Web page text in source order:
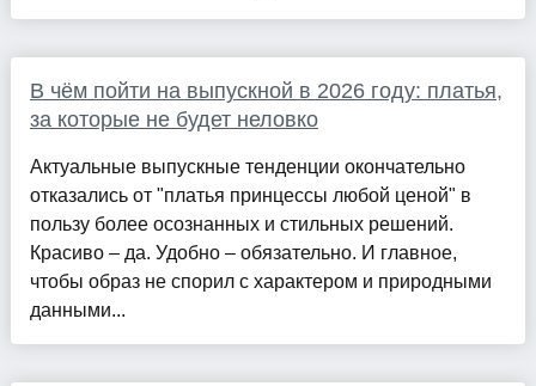
В чём пойти на выпускной в 2026 году: платья,
за которые не будет неловко
Актуальные выпускные тенденции окончательно
отказались от "платья принцессы любой ценой" в
пользу более осознанных и стильных решений.
Красиво – да. Удобно – обязательно. И главное,
чтобы образ не спорил с характером и природными
данными...